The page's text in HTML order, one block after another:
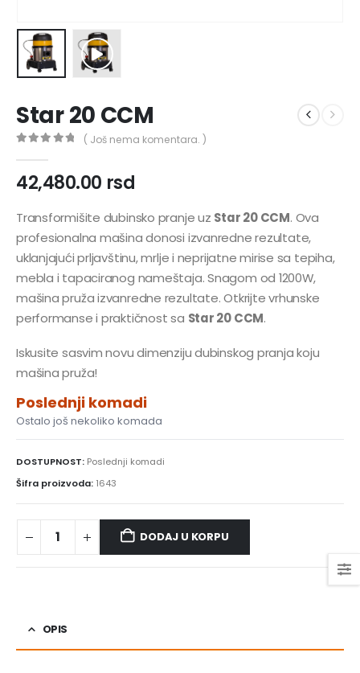
Star 20 CCM
( Još nema komentara. )
42,480.00 rsd
Transformišite dubinsko pranje uz Star 20 CCM. Ova
profesionalna mašina donosi izvanredne rezultate,
uklanjajući prljavštinu, mrlje i neprijatne mirise sa tepiha,
mebla i tapaciranog nameštaja. Snagom od 1200W,
mašina pruža izvanredne rezultate. Otkrijte vrhunske
performanse i praktičnost sa Star 20 CCM.
Iskusite sasvim novu dimenziju dubinskog pranja koju
mašina pruža!
Poslednji komadi
Ostalo još nekoliko komada
DOSTUPNOST: Poslednji komadi
Šifra proizvoda: 1643
DODAJ U KORPU
OPIS